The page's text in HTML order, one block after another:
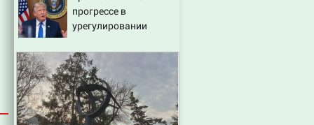
прогрессе в
урегулировании
конфликта